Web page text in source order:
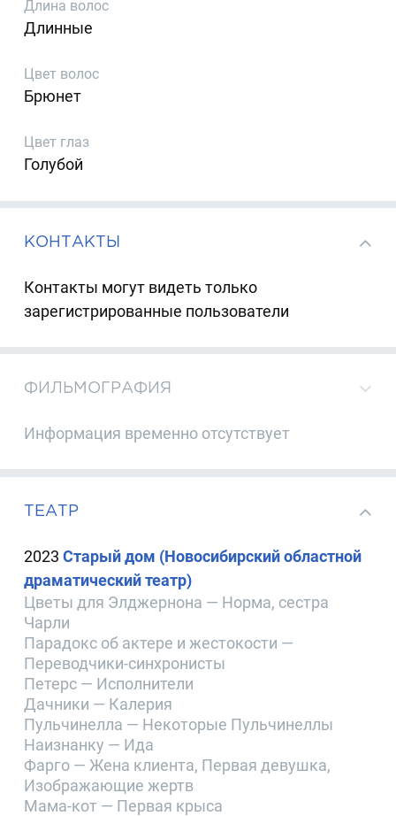
Длина волос
Длинные
Цвет волос
Брюнет
Цвет глаз
Голубой
КОНТАКТЫ
Контакты могут видеть только
зарегистрированные пользователи
ФИЛЬМОГРАФИЯ
Информация временно отсутствует
ТЕАТР
2023Старый дом (Новосибирский областной
драматический театр)
Цветы для Элджернона — Норма, сестра
Чарли
Парадокс об актере и жестокости —
Переводчики-синхронисты
Петерс — Исполнители
Дачники — Калерия
Пульчинелла — Некоторые Пульчинеллы
Наизнанку — Ида
Фарго — Жена клиента, Первая девушка,
Изображающие жертв
Мама-кот — Первая крыса